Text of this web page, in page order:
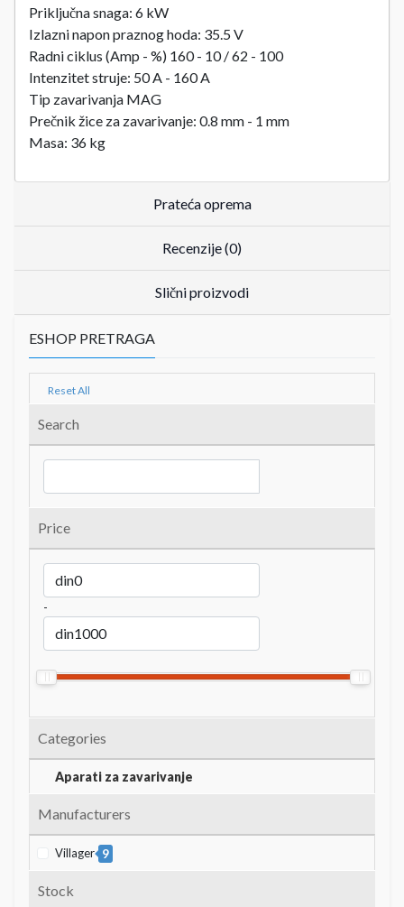
Priključna snaga: 6 kW
Izlazni napon praznog hoda: 35.5 V
Radni ciklus (Amp - %) 160 - 10 / 62 - 100
Intenzitet struje: 50 A - 160 A
Tip zavarivanja MAG
Prečnik žice za zavarivanje: 0.8 mm - 1 mm
Masa: 36 kg
Prateća oprema
Recenzije (0)
Slični proizvodi
ESHOP PRETRAGA
Reset All
Search
Price
-
Categories
Aparati za zavarivanje
Manufacturers
Villager 9
Stock